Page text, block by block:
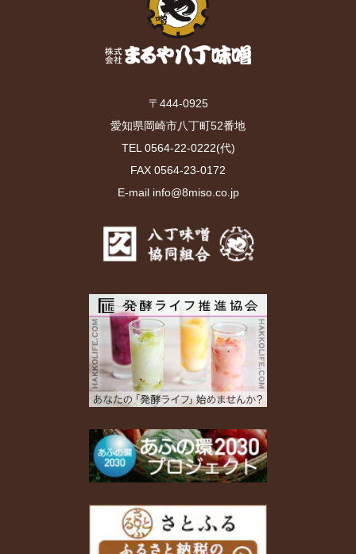
〒444-0925
愛知県岡崎市八丁町52番地
TEL 0564-22-0222(代)
FAX 0564-23-0172
E-mail info@8miso.co.jp